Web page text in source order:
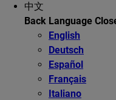
中文
Back Language
English
Deutsch
Español
Français
Italiano